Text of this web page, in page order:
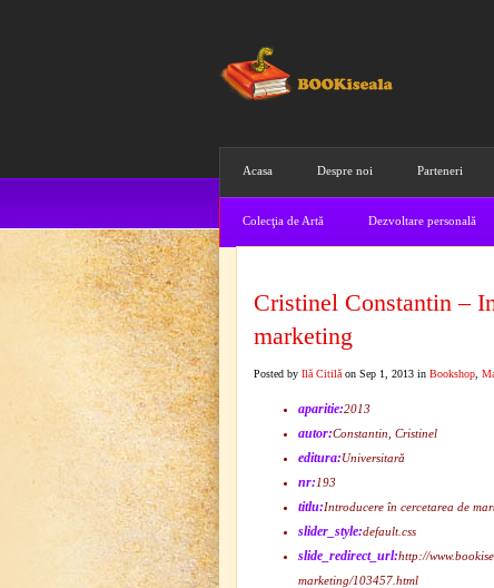
Acasa Despre noi Parteneri
Colecţia de Artă Dezvoltare personală
Cristinel Constantin –
marketing
Posted by Ilă Citilă on Sep 1, 2013 in Bookshop
aparitie:2013
autor:Constantin, Cristinel
editura:Universitară
nr:193
titlu:Introducere în cercetarea de
slider_style:default.css
slide_redirect_url:http://
marketing/103457.html